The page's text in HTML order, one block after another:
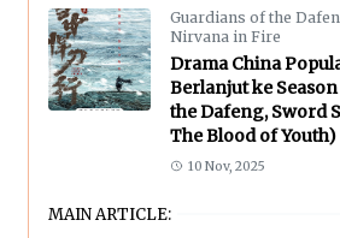
Guardians of the
Nirvana in Fire
Drama China
Berlanjut ke
the Dafeng, Sword
The Blood of Youth)
10 Nov, 2025
MAIN ARTICLE: